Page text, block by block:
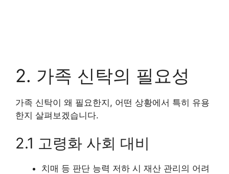
2. 가족 신탁의 필요성
가족 신탁이 왜 필요한지, 어떤 상황에서 특히 유용
한지 살펴보겠습니다.
2.1 고령화 사회 대비
치매 등 판단 능력 저하 시 재산 관리의 어려